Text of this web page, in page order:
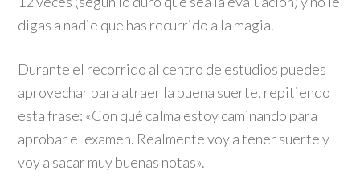
digas a nadie que has recurrido a la magia.
Durante el recorrido al centro de estudios puedes
aprovechar para atraer la buena suerte, repitiendo
esta frase: «Con qué calma estoy caminando para
aprobar el examen. Realmente voy a tener suerte y
voy a sacar muy buenas notas».